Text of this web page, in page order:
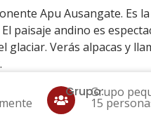
Apu Ausangate. Es
paisaje andino es
glaciar. Verás alpacas y
Grupo:Grupo
15